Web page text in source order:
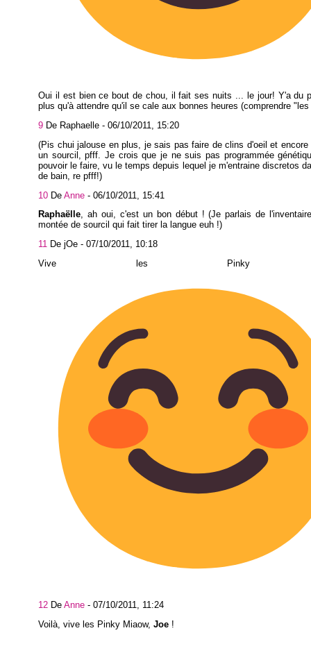
Oui il est bien ce bout de chou, il fait ses nuits ... le jour! Y'a du
plus qu'à attendre qu'il se cale aux bonnes heures (comprendre
9 De Raphaelle - 06/10/2011, 15:20
(Pis chui jalouse en plus, je sais pas faire de clins d'oeil et encore
un sourcil, pfff. Je crois que je ne suis pas programmée
pouvoir le faire, vu le temps depuis lequel je m'entraine discretos
de bain, re pfff!)
10 De Anne - 06/10/2011, 15:41
Raphaëlle, ah oui, c'est un bon début ! (Je parlais de
montée de sourcil qui fait tirer la langue euh !)
11 De jOe - 07/10/2011, 10:18
Vive les Pinky
12 De Anne - 07/10/2011, 11:24
Voilà, vive les Pinky Miaow, Joe !